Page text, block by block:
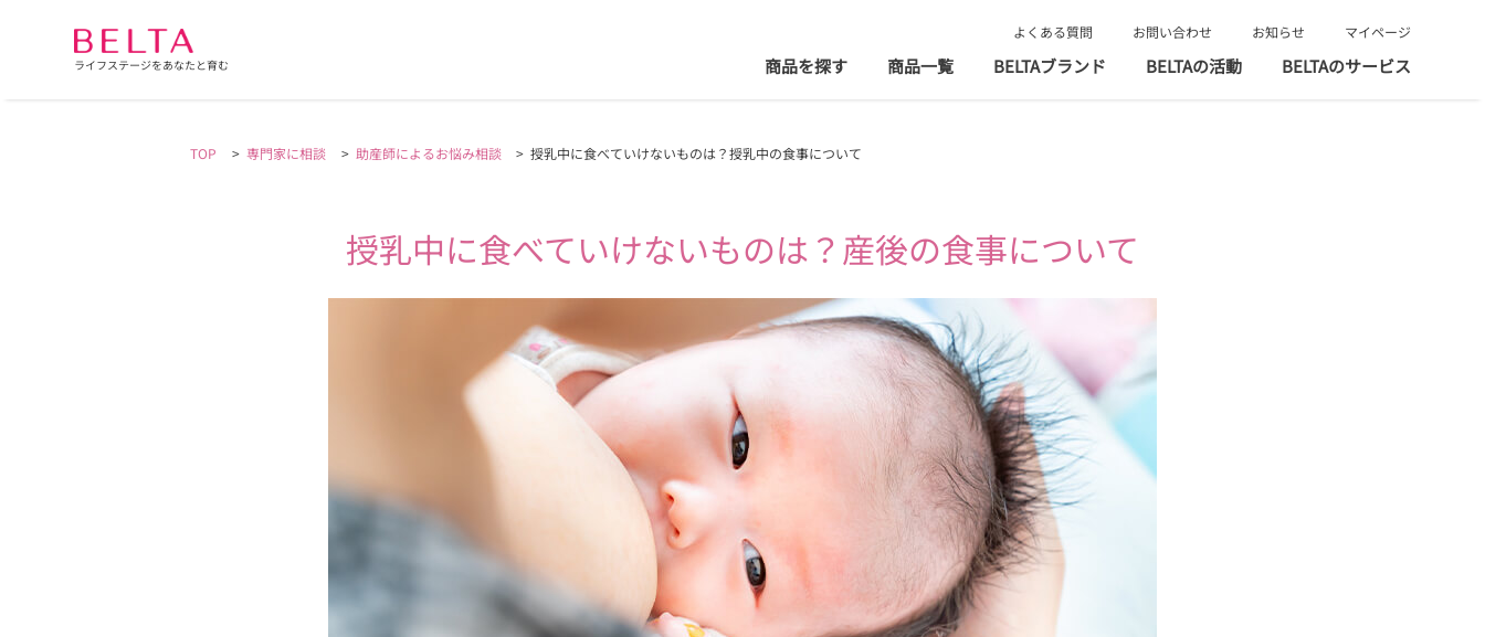
ライフステージをあなたと育む 商品を探す
マイページ
お知らせ
お問い合わせ
よくある質問
商品一覧 BELTAブランド BELTAの活動 BELTAのサービス
TOP > 専門家に相談 > 助産師によるお悩み相談 >授乳中に食べていけないものは？授乳中の食事について
授乳中に食べていけないものは？ 産後の食事について